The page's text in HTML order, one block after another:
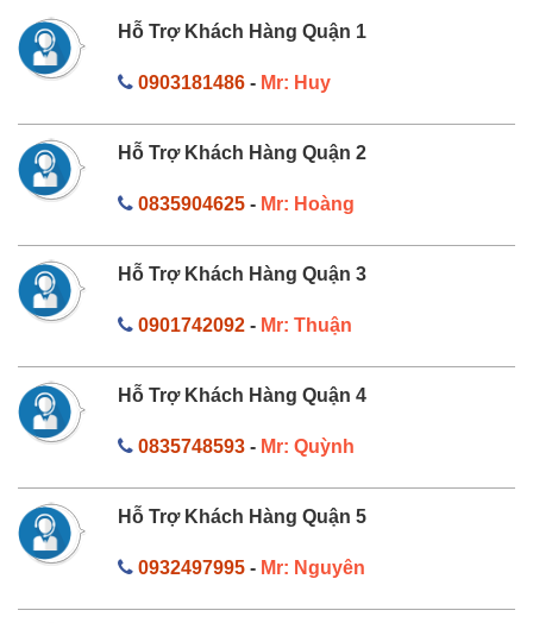
Hỗ Trợ Khách Hàng Quận 1
0903181486- Mr: Huy
Hỗ Trợ Khách Hàng Quận 2
0835904625- Mr: Hoàng
Hỗ Trợ Khách Hàng Quận 3
0901742092- Mr: Thuận
Hỗ Trợ Khách Hàng Quận 4
0835748593- Mr: Quỳnh
Hỗ Trợ Khách Hàng Quận 5
0932497995- Mr: Nguyên